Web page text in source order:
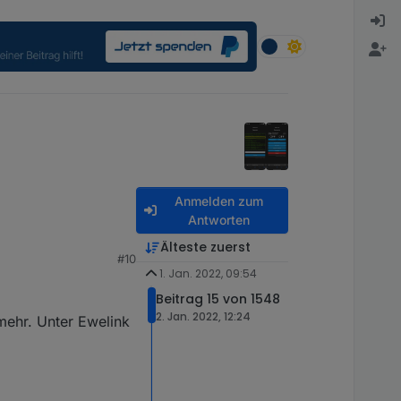
hin
wird.
#10
Unter Ewelink
Anmelden zum
Antworten
Älteste zuerst
1. Jan. 2022, 09:54
Beitrag 15 von 1548
2. Jan. 2022, 12:24